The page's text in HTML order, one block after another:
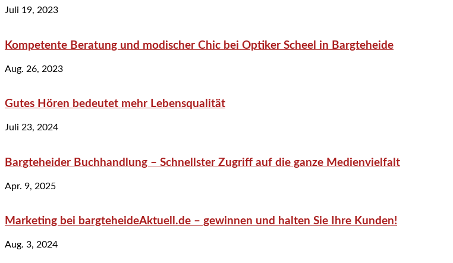
Juli 19, 2023
Kompetente Beratung und modischer Chic bei Optiker Scheel in Bargteheide
Aug. 26, 2023
Gutes Hören bedeutet mehr Lebensqualität
Juli 23, 2024
Bargteheider Buchhandlung – Schnellster Zugriff auf die ganze Medienvielfalt
Apr. 9, 2025
Marketing bei bargteheideAktuell.de – gewinnen und halten Sie Ihre Kunden!
Aug. 3, 2024